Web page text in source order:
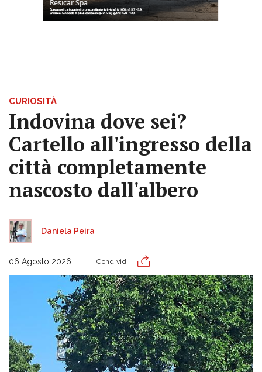
CURIOSITÀ
Indovina dove sei?
Cartello all'ingresso della
città completamente
nascosto dall'albero
Daniela Peira
06 Agosto 2026 Condividi